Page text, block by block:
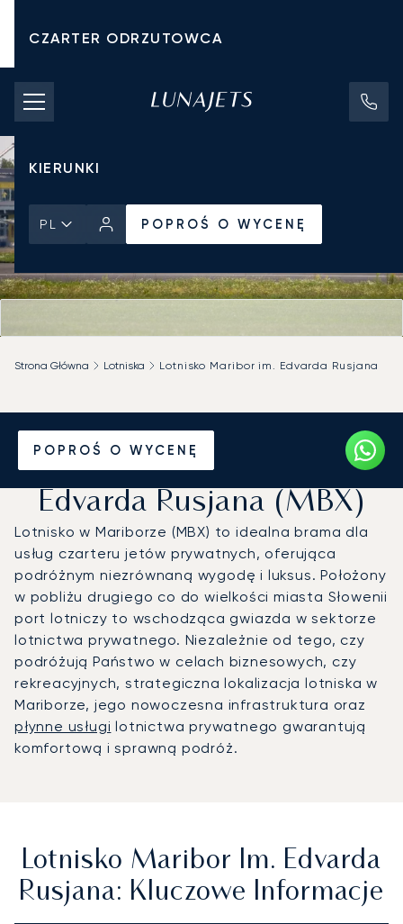
CZARTER ODRZUTOWCA
KOSZTY CZARTERU
PRYWATNE ODRZUTOWCE
KIERUNKI
PL POPROŚ O WYCENĘ
POPROŚ O WYCENĘ
Strona Główna Lotniska Lotnisko Maribor im. Edvarda Rusjana
Prywatny odrzutowiec na
Lotnisko Maribor im.
Edvarda Rusjana (MBX)
Lotnisko w Mariborze (MBX) to idealna brama dla
usług czarteru jetów prywatnych, oferująca
podróżnym niezrównaną wygodę i luksus. Położony
w pobliżu drugiego co do wielkości miasta Słowenii
port lotniczy to wschodząca gwiazda w sektorze
lotnictwa prywatnego. Niezależnie od tego, czy
podróżują Państwo w celach biznesowych, czy
rekreacyjnych, strategiczna lokalizacja lotniska w
Mariborze, jego nowoczesna infrastruktura oraz
płynne usługi lotnictwa prywatnego gwarantują
komfortową i sprawną podróż.
Lotnisko Maribor Im. Edvarda
Rusjana: Kluczowe Informacje